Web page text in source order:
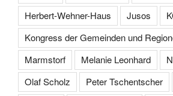
Herbert-Wehner-Haus
Jusos
Kongress der Gemeinden und
Marmstorf
Melanie Leonhard
Olaf Scholz
Peter Tschentscher